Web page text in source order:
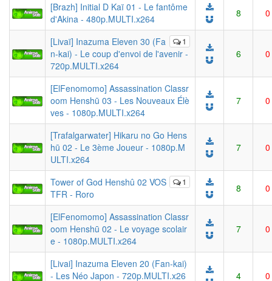
[Brazh] Initial D Kaï 01 - Le fantôme
d'Akina - 480p.MULTI.x264
8 0
1
[Livaï] Inazuma Eleven 30 (Fa
n-kai) - Le coup d'envoi de l'avenir -
720p.MULTI.x264
6 0
[ElFenomomo] Assassination Classr
oom Henshū 03 - Les Nouveaux Élè
ves - 1080p.MULTI.x264
7 0
[Trafalgarwater] Hikaru no Go Hens
hū 02 - Le 3ème Joueur - 1080p.M
ULTI.x264
7 0
1
Tower of God Henshû 02 VOS
TFR - Roro
8 0
[ElFenomomo] Assassination Classr
oom Henshū 02 - Le voyage scolair
e - 1080p.MULTI.x264
7 0
[Livai] Inazuma Eleven 20 (Fan-kai)
- Les Néo Japon - 720p.MULTI.x26
4 0